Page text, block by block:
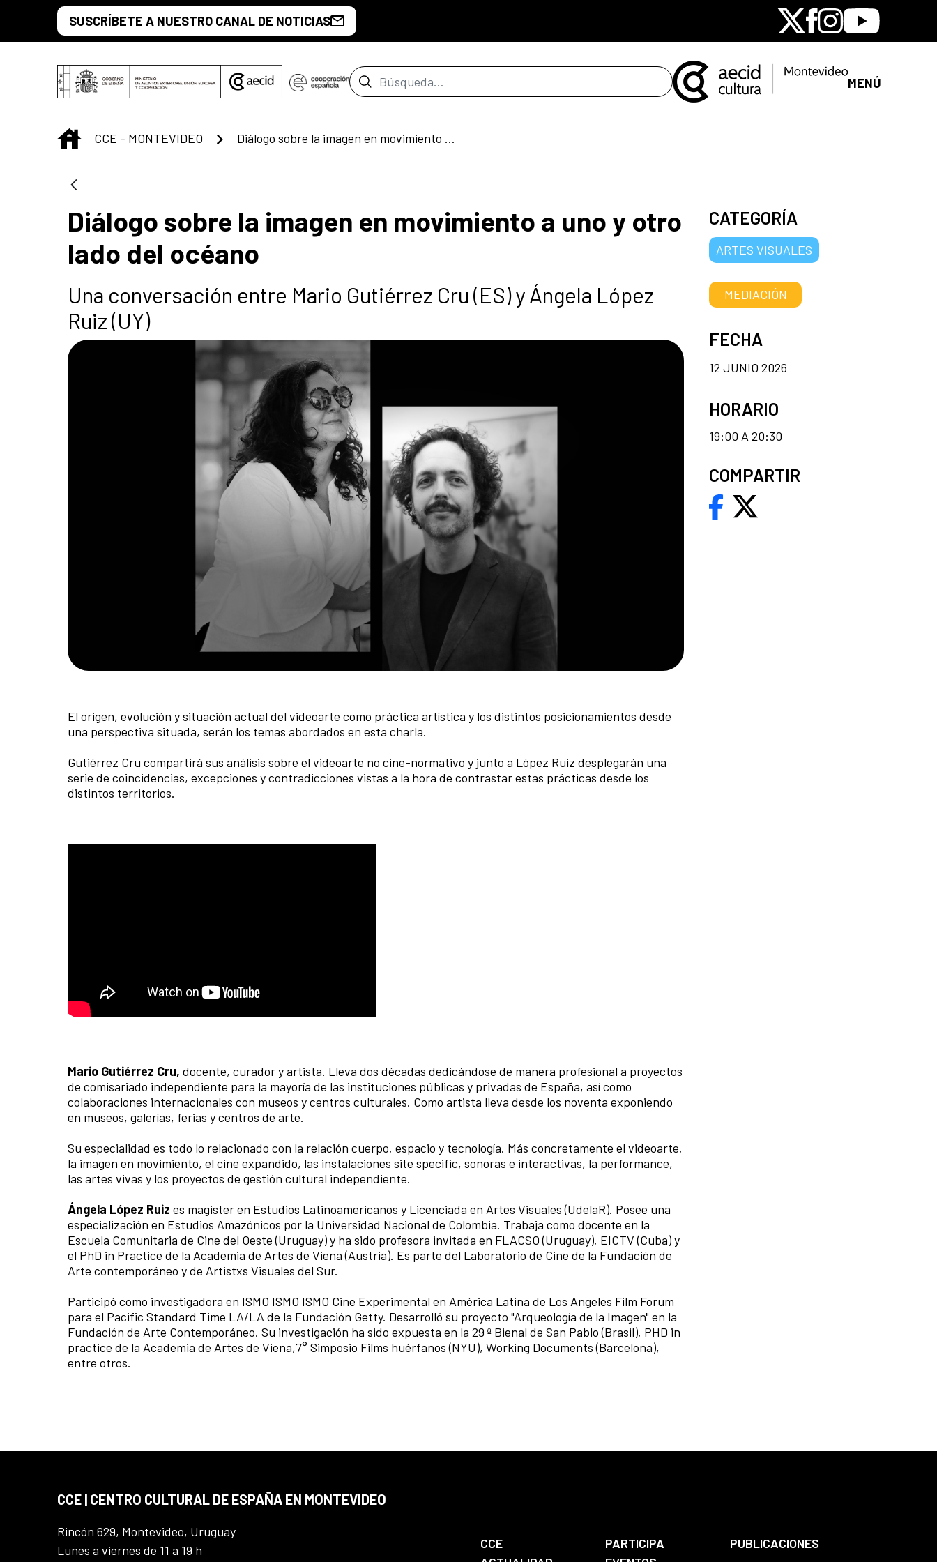
Saltar al contenido principal
SUSCRÍBETE A NUESTRO CANAL DE NOTICIAS X Facebook
Instagram
Youtube
Barra de búsqueda MENÚ
INICIO
CCE - MONTEVIDEO Diálogo sobre la imagen en movimiento a uno y otro lado del océano
Diálogo sobre la imagen en movimiento a uno y otro
lado del océano
Una conversación entre Mario Gutiérrez Cru (ES) y Ángela López
Ruiz (UY)
El origen, evolución y situación actual del videoarte como práctica artística y los distintos posicionamientos desde
una perspectiva situada, serán los temas abordados en esta charla.
Gutiérrez Cru compartirá sus análisis sobre el videoarte no cine-normativo y junto a López Ruiz desplegarán una
serie de coincidencias, excepciones y contradicciones vistas a la hora de contrastar estas prácticas desde los
distintos territorios.
Mario Gutiérrez Cru, docente, curador y artista. Lleva dos décadas dedicándose de manera profesional a proyectos
de comisariado independiente para la mayoría de las instituciones públicas y privadas de España, así como
colaboraciones internacionales con museos y centros culturales. Como artista lleva desde los noventa exponiendo
en museos, galerías, ferias y centros de arte.
Su especialidad es todo lo relacionado con la relación cuerpo, espacio y tecnología. Más concretamente el videoarte,
la imagen en movimiento, el cine expandido, las instalaciones site specific, sonoras e interactivas, la performance,
las artes vivas y los proyectos de gestión cultural independiente.
Ángela López Ruiz es magister en Estudios Latinoamericanos y Licenciada en Artes Visuales (UdelaR). Posee una
especialización en Estudios Amazónicos por la Universidad Nacional de Colombia. Trabaja como docente en la
Escuela Comunitaria de Cine del Oeste (Uruguay) y ha sido profesora invitada en FLACSO (Uruguay), EICTV (Cuba) y
el PhD in Practice de la Academia de Artes de Viena (Austria). Es parte del Laboratorio de Cine de la Fundación de
Arte contemporáneo y de Artistxs Visuales del Sur.
Participó como investigadora en ISMO ISMO ISMO Cine Experimental en América Latina de Los Angeles Film Forum
para el Pacific Standard Time LA/LA de la Fundación Getty. Desarrolló su proyecto "Arqueología de la Imagen" en la
Fundación de Arte Contemporáneo. Su investigación ha sido expuesta en la 29 ª Bienal de San Pablo (Brasil), PHD in
practice de la Academia de Artes de Viena,7° Simposio Films huérfanos (NYU), Working Documents (Barcelona),
entre otros.
CATEGORÍA
ARTES VISUALES
MEDIACIÓN
FECHA
12 JUNIO 2026
HORARIO
19:00 A 20:30
COMPARTIR
CCE | CENTRO CULTURAL DE ESPAÑA EN MONTEVIDEO
Rincón 629, Montevideo, Uruguay
Lunes a viernes de 11 a 19 h
CCE PARTICIPA
PUBLICACIONES